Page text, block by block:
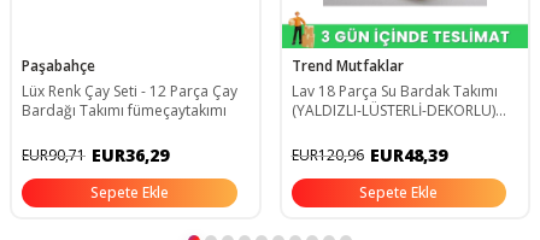
Paşabahçe
Lüx Renk Çay Seti - 12 Parça Çay
Bardağı Takımı fümeçaytakımı
EUR90,71 EUR36,29
Sepete Ekle
Trend Mutfaklar
Lav 18 Parça Su Bardak Takımı
(YALDIZLI-LÜSTERLİ-DEKORLU)
EUR120,96 EUR48,39
Sepete Ekle